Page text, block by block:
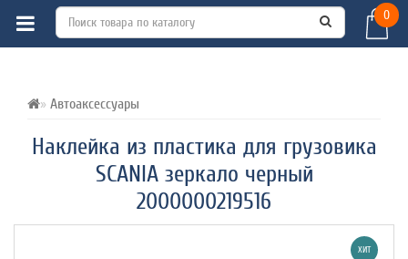
0
Автоаксессуары
Наклейка из пластика для грузовика
SCANIA зеркало черный
2000000219516
ВСЕ О ТОВАРЕ ХАРАКТЕРИСТИКИ
ХИТ